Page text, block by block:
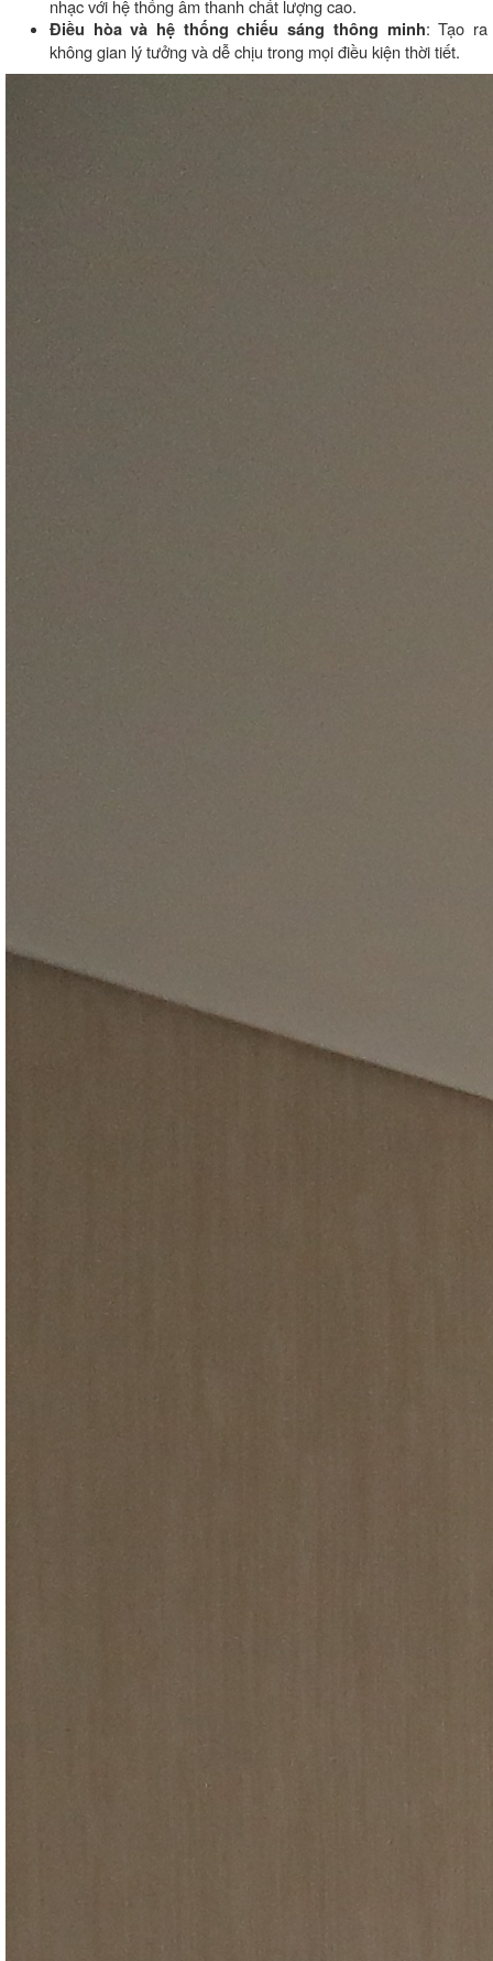
nhạc với hệ thống âm thanh chất lượng cao.
Điều hòa và hệ thống chiếu sáng thông minh: Tạo ra
không gian lý tưởng và dễ chịu trong mọi điều kiện thời tiết.